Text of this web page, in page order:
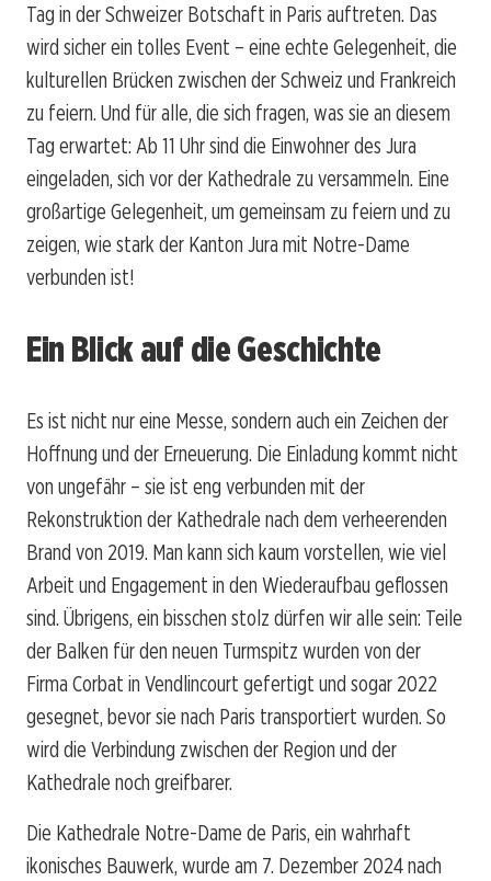
Tag in der Schweizer Botschaft in Paris auftreten. Das
wird sicher ein tolles Event – eine echte Gelegenheit, die
kulturellen Brücken zwischen der Schweiz und Frankreich
zu feiern. Und für alle, die sich fragen, was sie an diesem
Tag erwartet: Ab 11 Uhr sind die Einwohner des Jura
eingeladen, sich vor der Kathedrale zu versammeln. Eine
großartige Gelegenheit, um gemeinsam zu feiern und zu
zeigen, wie stark der Kanton Jura mit Notre-Dame
verbunden ist!
Ein Blick auf die Geschichte
Es ist nicht nur eine Messe, sondern auch ein Zeichen der
Hoffnung und der Erneuerung. Die Einladung kommt nicht
von ungefähr – sie ist eng verbunden mit der
Rekonstruktion der Kathedrale nach dem verheerenden
Brand von 2019. Man kann sich kaum vorstellen, wie viel
Arbeit und Engagement in den Wiederaufbau geflossen
sind. Übrigens, ein bisschen stolz dürfen wir alle sein: Teile
der Balken für den neuen Turmspitz wurden von der
Firma Corbat in Vendlincourt gefertigt und sogar 2022
gesegnet, bevor sie nach Paris transportiert wurden. So
wird die Verbindung zwischen der Region und der
Kathedrale noch greifbarer.
Die Kathedrale Notre-Dame de Paris, ein wahrhaft
ikonisches Bauwerk, wurde am 7. Dezember 2024 nach